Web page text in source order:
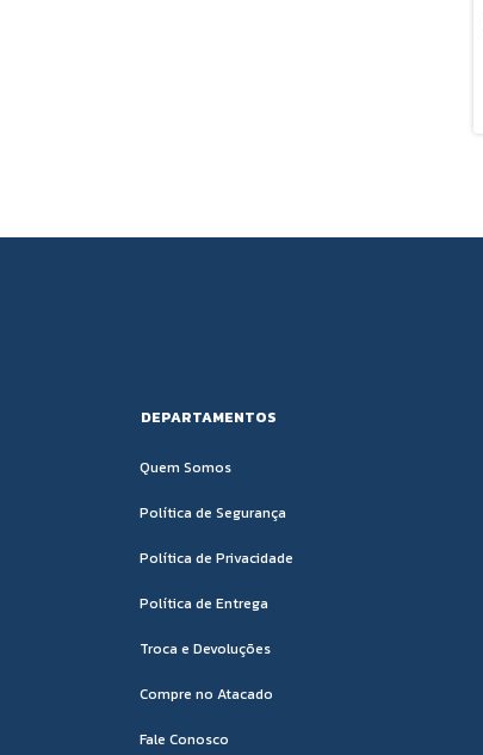
DEPARTAMENTOS
Quem Somos
Política de Segurança
Política de Privacidade
Política de Entrega
Troca e Devoluções
Compre no Atacado
Fale Conosco